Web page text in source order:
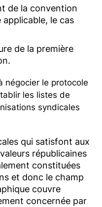
de la convention
le cas
de la première
négocier le protocole
les listes de
syndicales
qui satisfont aux
républicaines
constituées
et donc le champ
couvre
concernée par